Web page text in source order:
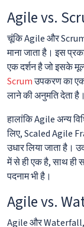
Agile vs.
चूंकि Agile और Scrum
माना जाता है। इस
एक दर्शन है जो इसके
Scrumउपकरण का एक
लाने की अनुमति देता है।
हालांकि Agile अन्य
लिए, Scaled Agile
उधार लिया जाता है।
में से ही एक है, साथ ही
पदनाम भी है।
Agile vs.
Agile और Waterfall,